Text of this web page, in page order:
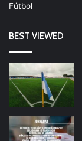
Fútbol
BEST VIEWED